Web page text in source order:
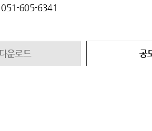
051-605-6341
운로드 공